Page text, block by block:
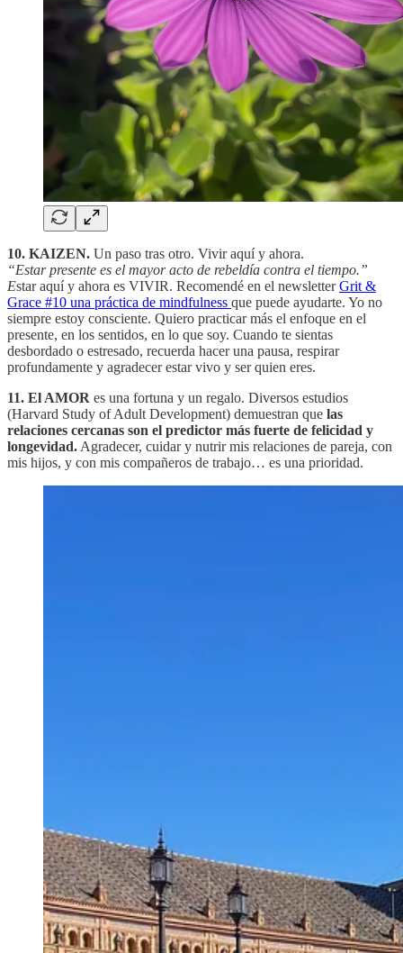
10. KAIZEN. Un paso tras otro. Vivir aquí y ahora.
“Estar presente es el mayor acto de rebeldía contra el tiempo.”
Estar aquí y ahora es VIVIR. Recomendé en el newsletterGrit &
Grace #10 una práctica de mindfulness que puede ayudarte. Yo no
siempre estoy consciente. Quiero practicar más el enfoque en el
presente, en los sentidos, en lo que soy. Cuando te sientas
desbordado o estresado, recuerda hacer una pausa, respirar
profundamente y agradecer estar vivo y ser quien eres.
11. El AMOR es una fortuna y un regalo. Diversos estudios
(Harvard Study of Adult Development) demuestran que las
relaciones cercanas son el predictor más fuerte de felicidad y
longevidad. Agradecer, cuidar y nutrir mis relaciones de pareja, con
mis hijos, y con mis compañeros de trabajo… es una prioridad.